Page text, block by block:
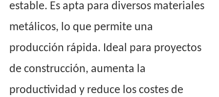
estable. Es apta para diversos materiales
metálicos, lo que permite una
producción rápida. Ideal para proyectos
de construcción, aumenta la
productividad y reduce los costes de